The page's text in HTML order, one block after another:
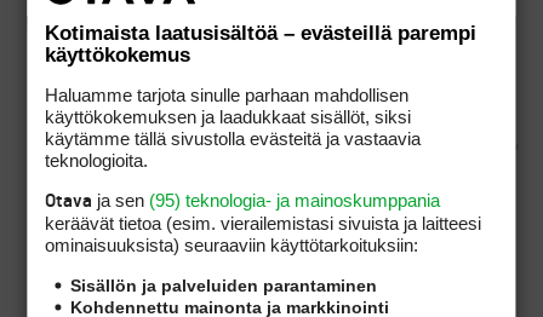
Eli kolme takana ja pallo
lähtee…
14/6 ei kelpaa tähän tilanteeseen.
Kotimaista laatusisältöä – evästeillä parempi
käyttökokemus
Haluamme tarjota sinulle parhaan mahdollisen
käyttökokemuksen ja laadukkaat sisällöt, siksi
käytämme tällä sivustolla evästeitä ja vastaavia
teknologioita.
Otava ja sen (95) teknologia- ja mainoskumppania
keräävät tietoa (esim. vierailemis­tasi sivuista ja laitteesi
ominaisuuk­sista) seuraaviin käyttötarkoituksiin:
Sisällön ja palveluiden parantaminen
Kohdennettu mainonta ja markkinointi